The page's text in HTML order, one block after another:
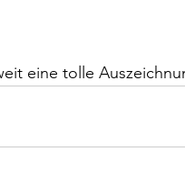
eine tolle